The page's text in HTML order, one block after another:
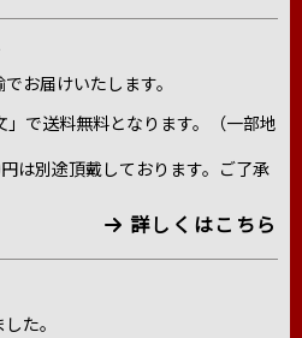
お届けいたします。
で送料無料となります。（一部地
は別途頂戴しております。ご了承
詳しくはこちら
た。